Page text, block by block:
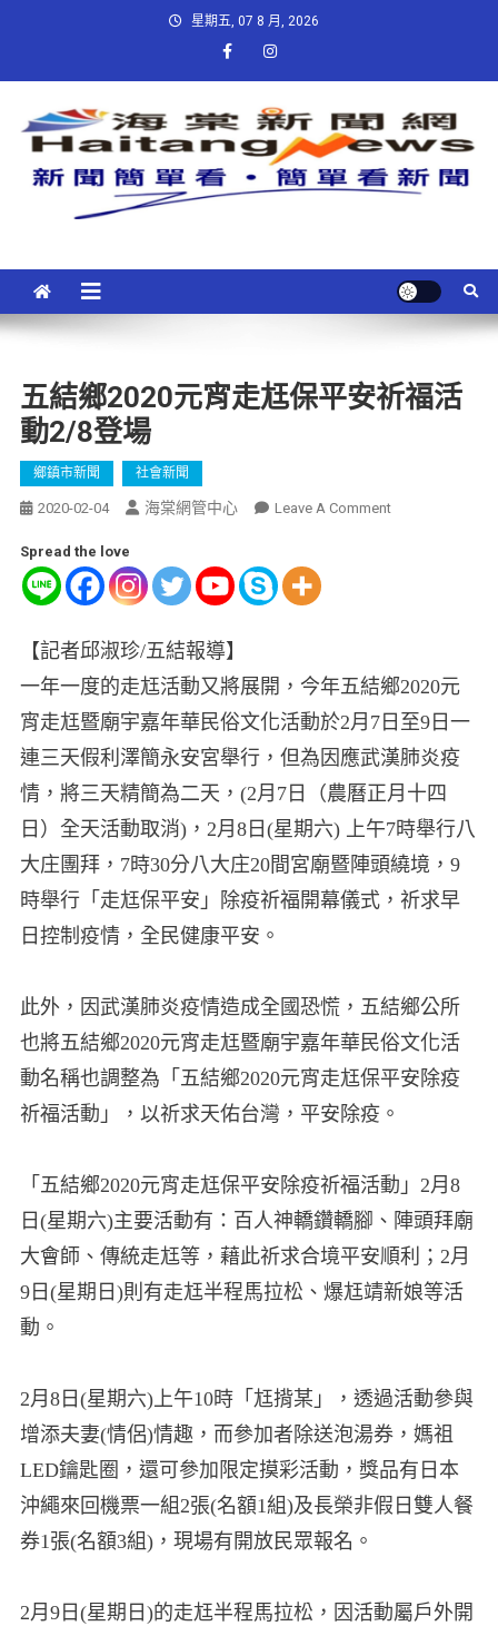
星期五, 07 8 月, 2026
五結鄉2020元宵走尪保平安祈福活
動2/8登場
鄉鎮市新聞 社會新聞
2020-02-04 海棠網管中心 Leave A Comment
Spread the love
【記者邱淑珍/五結報導】
一年一度的走尪活動又將展開，今年五結鄉2020元
宵走尪暨廟宇嘉年華民俗文化活動於2月7日至9日一
連三天假利澤簡永安宮舉行，但為因應武漢肺炎疫
情，將三天精簡為二天，(2月7日（農曆正月十四
日）全天活動取消)，2月8日(星期六) 上午7時舉行八
大庄團拜，7時30分八大庄20間宮廟暨陣頭繞境，9
時舉行「走尪保平安」除疫祈福開幕儀式，祈求早
日控制疫情，全民健康平安。
此外，因武漢肺炎疫情造成全國恐慌，五結鄉公所
也將五結鄉2020元宵走尪暨廟宇嘉年華民俗文化活
動名稱也調整為「五結鄉2020元宵走尪保平安除疫
祈福活動」，以祈求天佑台灣，平安除疫。
「五結鄉2020元宵走尪保平安除疫祈福活動」 2月8
日(星期六)主要活動有：百人神轎鑽轎腳、陣頭拜廟
大會師、傳統走尪等，藉此祈求合境平安順利；2月
9日(星期日)則有走尪半程馬拉松、爆尪靖新娘等活
動。
2月8日(星期六)上午10時「尪揹某」，透過活動參與
增添夫妻(情侶)情趣，而參加者除送泡湯券，媽祖
LED鑰匙圈，還可參加限定摸彩活動，獎品有日本
沖繩來回機票一組2張(名額1組)及長榮非假日雙人餐
券1張(名額3組)，現場有開放民眾報名。
2月9日(星期日)的走尪半程馬拉松，因活動屬戶外開